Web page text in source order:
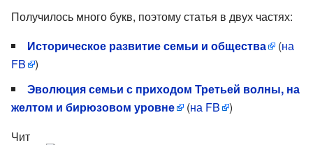
Получилось много букв, поэтому статья в двух частях:
Историческое развитие семьи и общества
(на
FB
)
Эволюция семьи с приходом Третьей волны, на
желтом и бирюзовом уровне
(на FB
)
Чит